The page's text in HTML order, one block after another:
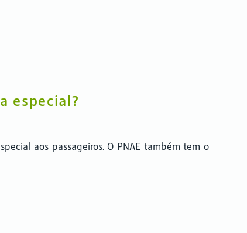
especial?
aos passageiros. O PNAE também tem o